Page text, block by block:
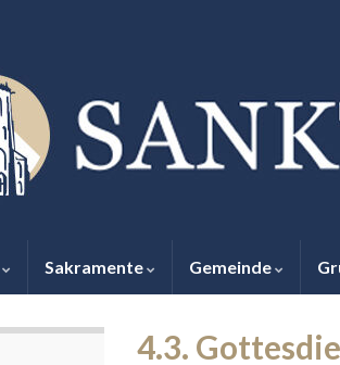
Sakramente Gemeinde
4.3.